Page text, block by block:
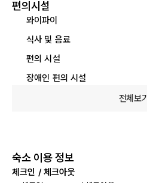
편의시설
와이파이
식사 및 음료
편의 시설
장애인 편의 시설
전체보기
숙소 이용 정보
체크인 / 체크아웃